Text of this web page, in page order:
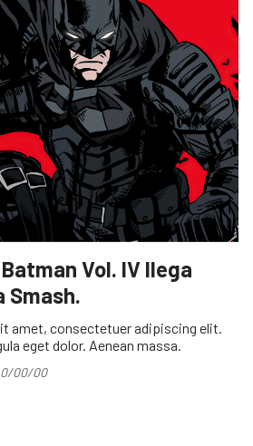
Vol. IV llega
Smash.
amet, consectetuer adipiscing elit.
eget dolor. Aenean massa.
0/00/00